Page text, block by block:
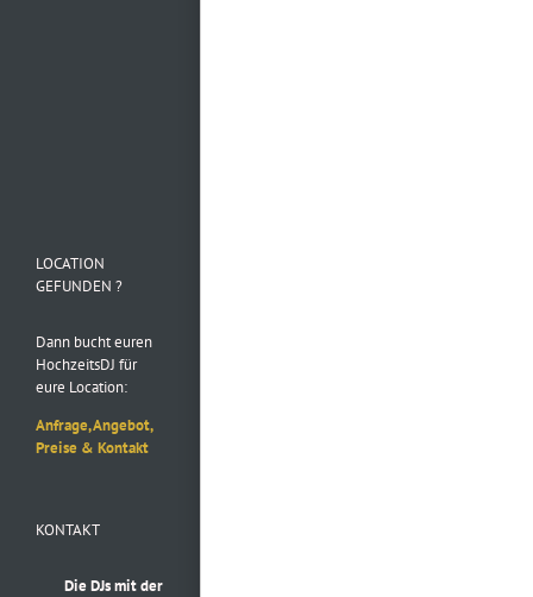
LOCATION
GEFUNDEN ?
Dann bucht euren
HochzeitsDJ für
eure Location:
Anfrage, Angebot,
Preise & Kontakt
KONTAKT
Die DJs mit der